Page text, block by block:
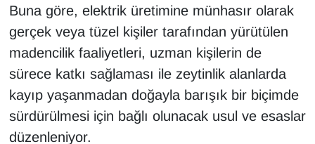
Buna göre, elektrik üretimine münhasır olarak
gerçek veya tüzel kişiler tarafından yürütülen
madencilik faaliyetleri, uzman kişilerin de
sürece katkı sağlaması ile zeytinlik alanlarda
kayıp yaşanmadan doğayla barışık bir biçimde
sürdürülmesi için bağlı olunacak usul ve esaslar
düzenleniyor.